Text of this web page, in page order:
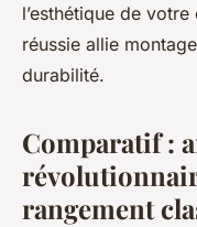
l’esthétique de
réussie allie
durabilité.
Comparatif :
rangement